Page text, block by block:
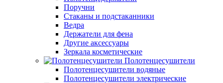
Поручни
Стаканы и подстаканники
Ведра
Держатели для фена
Другие аксессуары
Зеркала косметические
Полотенцесушители
Полотенцесушители водяные
Полотенцесушители электрические